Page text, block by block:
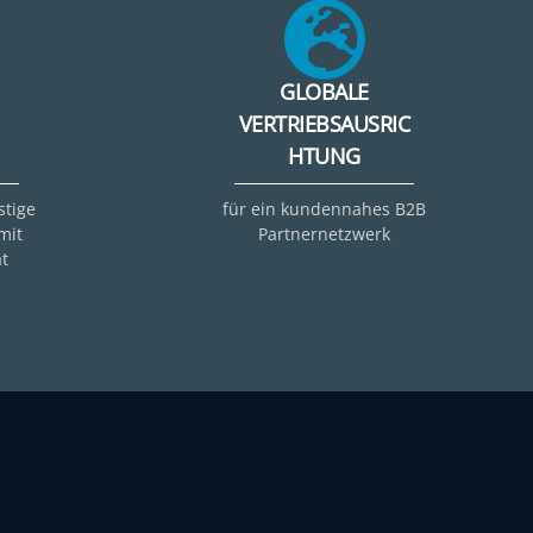
GLOBALE
VERTRIEBSAUSRIC
HTUNG
für ein kundennahes B2B
Partnernetzwerk